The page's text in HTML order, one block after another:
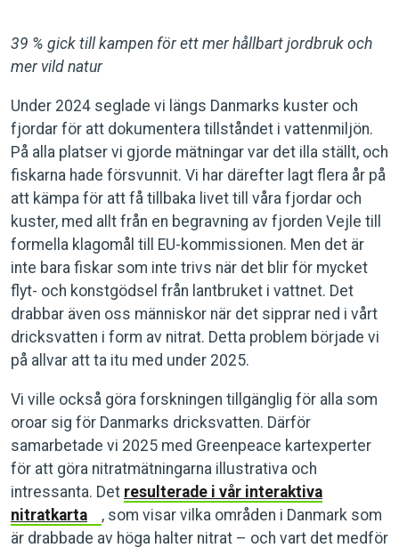
39 % gick till kampen för ett mer hållbart jordbruk och
mer vild natur
Under 2024 seglade vi längs Danmarks kuster och
fjordar för att dokumentera tillståndet i vattenmiljön.
På alla platser vi gjorde mätningar var det illa ställt, och
fiskarna hade försvunnit. Vi har därefter lagt flera år på
att kämpa för att få tillbaka livet till våra fjordar och
kuster, med allt från en begravning av fjorden Vejle till
formella klagomål till EU-kommissionen. Men det är
inte bara fiskar som inte trivs när det blir för mycket
flyt- och konstgödsel från lantbruket i vattnet. Det
drabbar även oss människor när det sipprar ned i vårt
dricksvatten i form av nitrat. Detta problem började vi
på allvar att ta itu med under 2025.
Vi ville också göra forskningen tillgänglig för alla som
oroar sig för Danmarks dricksvatten. Därför
samarbetade vi 2025 med Greenpeace kartexperter
för att göra nitratmätningarna illustrativa och
intressanta. Det resulterade i vår interaktiva
nitratkarta
, som visar vilka områden i Danmark som
är drabbade av höga halter nitrat – och vart det medför